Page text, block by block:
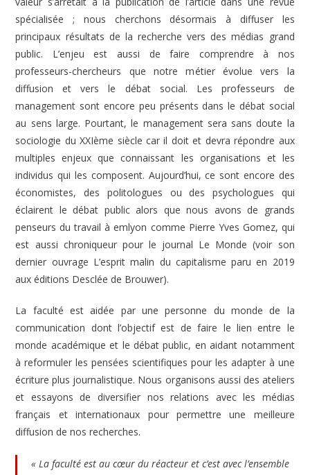
spécialisée ; nous cherchons désormais à diffuser les
principaux résultats de la recherche vers des médias grand
public. L’enjeu est aussi de faire comprendre à nos
professeurs-chercheurs que notre métier évolue vers la
diffusion et vers le débat social. Les professeurs de
management sont encore peu présents dans le débat social
au sens large. Pourtant, le management sera sans doute la
sociologie du XXIème siècle car il doit et devra répondre aux
multiples enjeux que connaissant les organisations et les
individus qui les composent. Aujourd’hui, ce sont encore des
économistes, des politologues ou des psychologues qui
éclairent le débat public alors que nous avons de grands
penseurs du travail à emlyon comme Pierre Yves Gomez, qui
est aussi chroniqueur pour le journal Le Monde (voir son
dernier ouvrage L’esprit malin du capitalisme paru en 2019
aux éditions Desclée de Brouwer).
La faculté est aidée par une personne du monde de la
communication dont l’objectif est de faire le lien entre le
monde académique et le débat public, en aidant notamment
à reformuler les pensées scientifiques pour les adapter à une
écriture plus journalistique. Nous organisons aussi des ateliers
et essayons de diversifier nos relations avec les médias
français et internationaux pour permettre une meilleure
diffusion de nos recherches.
« La faculté est au cœur du réacteur et c’est avec l’ensemble